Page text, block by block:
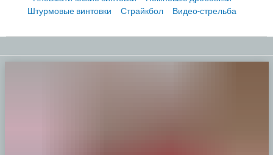
Штурмовые винтовки
Страйкбол Видео-стрельба